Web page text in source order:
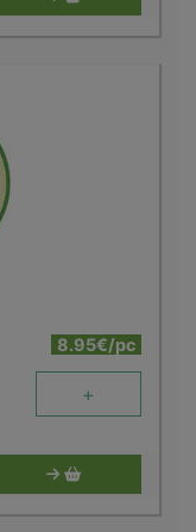
8.95€/pc
+